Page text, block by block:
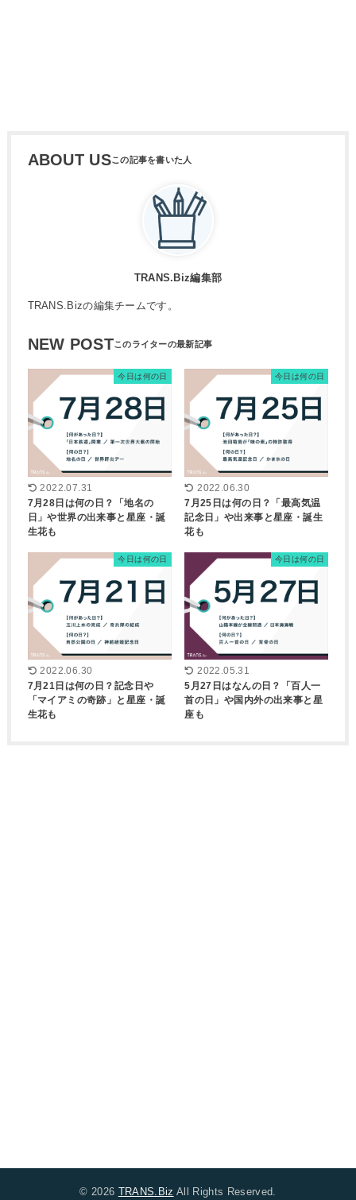
ABOUT US
TRANS.Biz編集部
TRANS.Bizの編集チームです。
NEW POST
今日は何の日
2022.07.31
7月28日は何の日？「地名の
日」や世界の出来事と星座・誕
生花も
今日は何の日
2022.06.30
7月25日は何の日？「最高気温
記念日」や出来事と星座・誕生
花も
今日は何の日
2022.06.30
7月21日は何の日？記念日や
「マイアミの奇跡」と星座・誕
生花も
今日は何の日
2022.05.31
5月27日はなんの日？「百人一
首の日」や国内外の出来事と星
座も
© 2026 TRANS.Biz All Rights Reserved.